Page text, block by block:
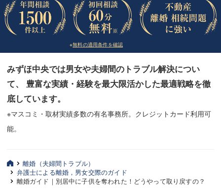
刑事弁護
交通事故
法律相談など（その他）
お客様へ
みずほ中央の特長・実質編
三平 聡史
※無料の適用条件を確認
みずほ中央では男女や夫婦間のトラブル解決につい
て、 豊富な実績・経験を最大限活かした最適戦略を徹
底しています。
※マスコミ・取材実績多数の有名事務所。クレジットカード利用可
能。
刑事弁護
交通事故
法律相談など（その他）
お客様へ
みずほ中央の特長・実質編
三平 聡史
離婚（夫婦間トラブル）
弁護士による離婚，男女交際のガイド
離婚ガイド｜別居中に子供を奪われた！どうやって取り戻すの？